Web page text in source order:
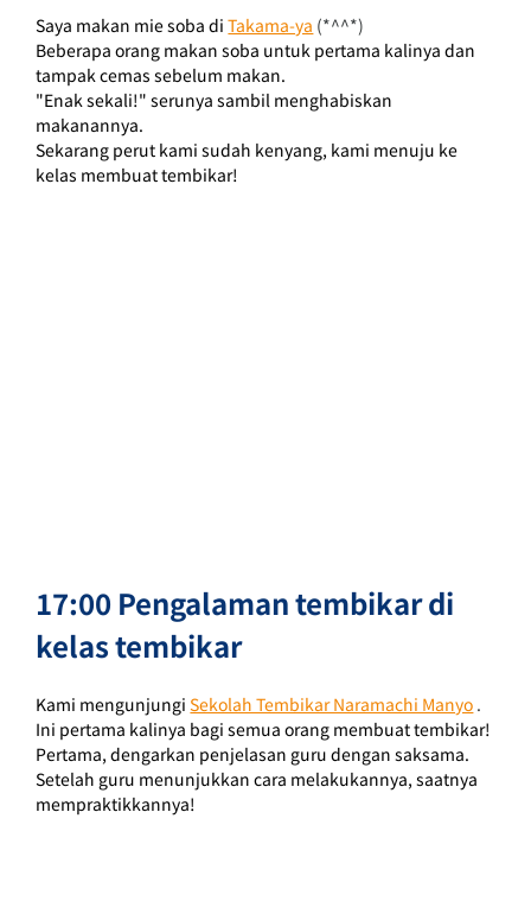
Saya makan mie soba di Takama-ya (*^^*)
Beberapa orang makan soba untuk pertama kalinya dan
tampak cemas sebelum makan.
"Enak sekali!" serunya sambil menghabiskan
makanannya.
Sekarang perut kami sudah kenyang, kami menuju ke
kelas membuat tembikar!
17:00 Pengalaman tembikar di
kelas tembikar
Kami mengunjungi Sekolah Tembikar Naramachi Manyo .
Ini pertama kalinya bagi semua orang membuat tembikar!
Pertama, dengarkan penjelasan guru dengan saksama.
Setelah guru menunjukkan cara melakukannya, saatnya
mempraktikkannya!